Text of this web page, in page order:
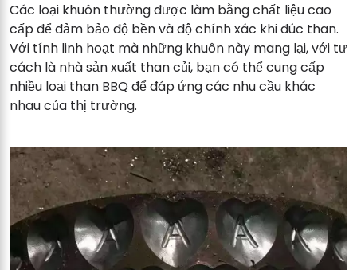
Các loại khuôn thường được làm bằng chất liệu cao
cấp để đảm bảo độ bền và độ chính xác khi đúc than.
Với tính linh hoạt mà những khuôn này mang lại, với tư
cách là nhà sản xuất than củi, bạn có thể cung cấp
nhiều loại than BBQ để đáp ứng các nhu cầu khác
nhau của thị trường.